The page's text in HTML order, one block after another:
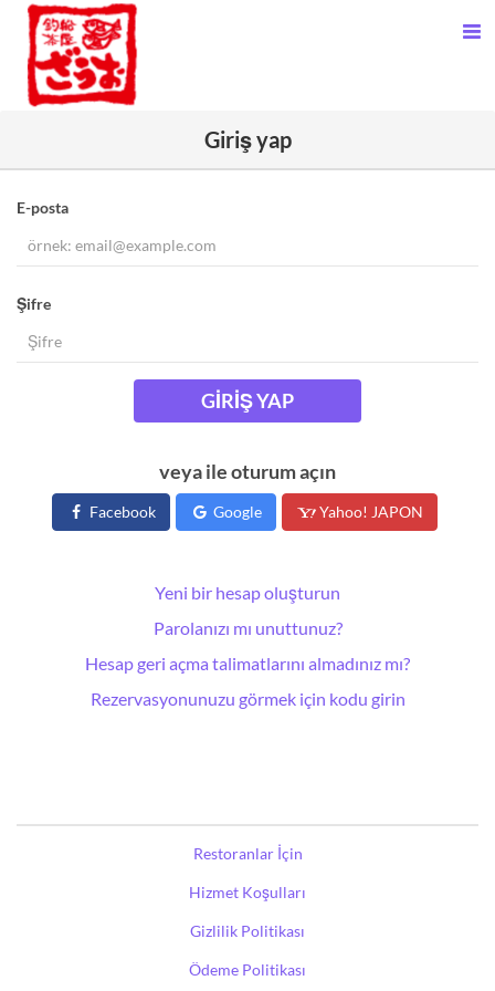
Giriş yap
E-posta
Şifre
GIRIŞ YAP
veya ile oturum açın
Facebook Google Yahoo! JAPON
Yeni bir hesap oluşturun
Parolanızı mı unuttunuz?
Hesap geri açma talimatlarını almadınız mı?
Rezervasyonunuzu görmek için kodu girin
Restoranlar İçin
Hizmet Koşulları
Gizlilik Politikası
Ödeme Politikası